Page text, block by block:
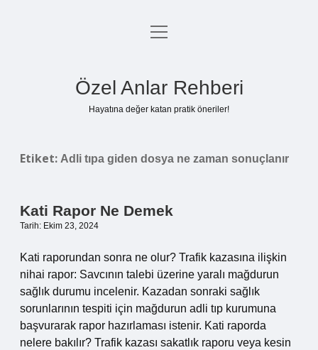
Anasayfa
menüyü
Özel Anlar Rehberi
Hayatına değer katan pratik öneriler!
Etiket: Adli tıpa giden dosya ne zaman sonuçlanır
Kati Rapor Ne Demek
Tarih: Ekim 23, 2024
Kati raporundan sonra ne olur? Trafik kazasına ilişkin
nihai rapor: Savcının talebi üzerine yaralı mağdurun
sağlık durumu incelenir. Kazadan sonraki sağlık
sorunlarının tespiti için mağdurun adli tıp kurumuna
başvurarak rapor hazırlaması istenir. Kati raporda
nelere bakılır? Trafik kazası sakatlık raporu veya kesin